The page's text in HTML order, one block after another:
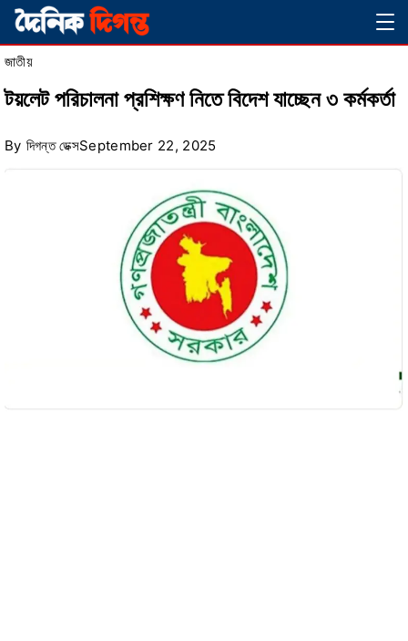
Skip
to
content
জাতীয়
টয়লেট পরিচালনা প্রশিক্ষণ নিতে বিদেশ যাচ্ছেন ৩ কর্মকর্তা
By দিগন্ত ডেক্সSeptember 22, 2025